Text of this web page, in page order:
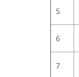
5
6
7